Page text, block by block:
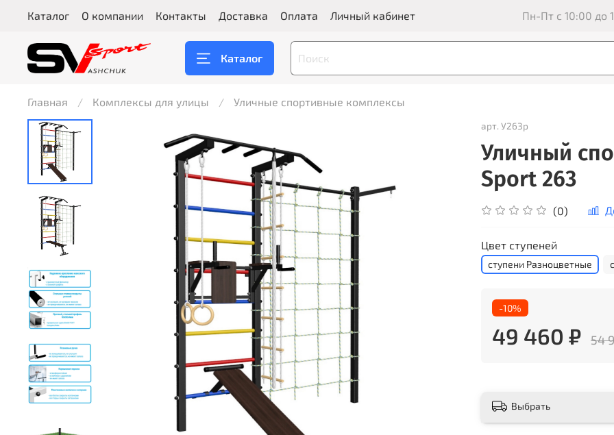
Каталог О компании Контакты Доставка Оплата Личный кабинет Пн-Пт с 10:00 до
Каталог
Главная Комплексы для улицы Уличные спортивные комплексы
арт. У263р
Уличный
Sport 263
(0)
Цвет ступеней
ступени Разноцветные
-10%
49 460 ₽ 54
Выбрать